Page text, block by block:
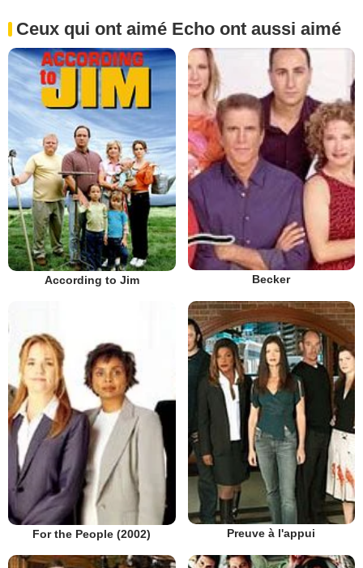
Ceux qui ont aimé Echo ont aussi aimé
According to Jim Becker
For the People (2002) Preuve à l'appui